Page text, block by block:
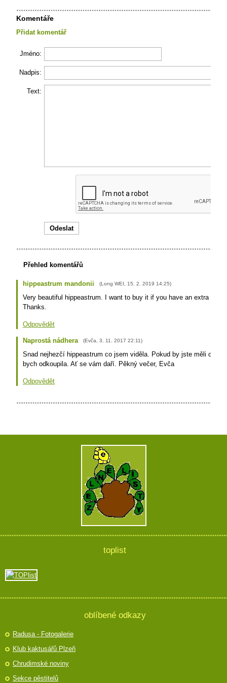
Komentáře
Přidat komentář
Jméno:
Nadpis:
Text:
Přehled komentářů
hippeastrum mandonii (Long WEI 15. 2. 2019 14:25)
Very beautiful hippeastrum. I want to buy it if you have an extra one.
Thanks.
Odpovědět
Naprostá nádhera (Evča 3. 11. 2017 22:11)
Snad nejhezčí hippeastrum co jsem viděla. Pokud by jste měli
bych odkoupila. Ať se vám daří. Pěkný večer, Evča
Odpovědět
toplist
oblíbené odkazy
Radusa - Fotogalerie
Klub kaktusářů Plzeň
Chrudimské noviny
Sekce pěstitelů